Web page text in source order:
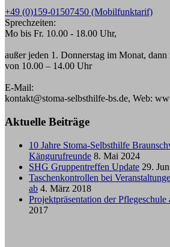
+49 (0)159-01507450 (Mobilfunktarif)
Sprechzeiten:
Mo bis Fr. 10.00 - 18.00 Uhr,
außer jeden 1. Donnerstag im Monat,
von 10.00 – 14.00 Uhr
E-Mail:
kontakt@stoma-selbsthilfe-bs.de, Web:
Aktuelle Beiträge
10 Jahre Stoma-Selbsthilfe
Kängurufreunde 8. Mai 2024
SHG Gruppentreffen Update 29.
Taschenkontrollen bei
ab 4. März 2018
Projektpräsentation der
2017